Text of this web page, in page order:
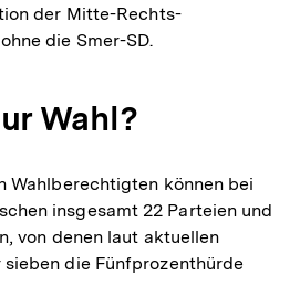
der Mitte-Rechts-
die Smer-SD.
Wahl?
Wahlberechtigten können bei
insgesamt 22 Parteien und
von denen laut aktuellen
die Fünfprozenthürde